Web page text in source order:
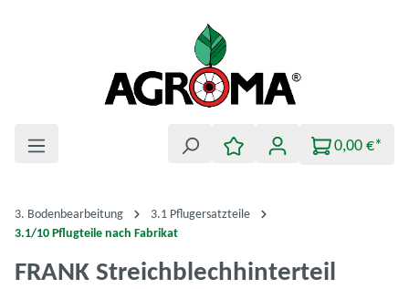
0,00 €*
3. Bodenbearbeitung
3.1 Pflugersatzteile
3.1/10 Pflugteile nach Fabrikat
FRANK Streichblechhinterteil